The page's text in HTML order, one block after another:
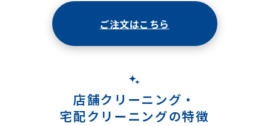
ご注文はこちら
店舗クリーニング・
宅配クリーニングの特徴